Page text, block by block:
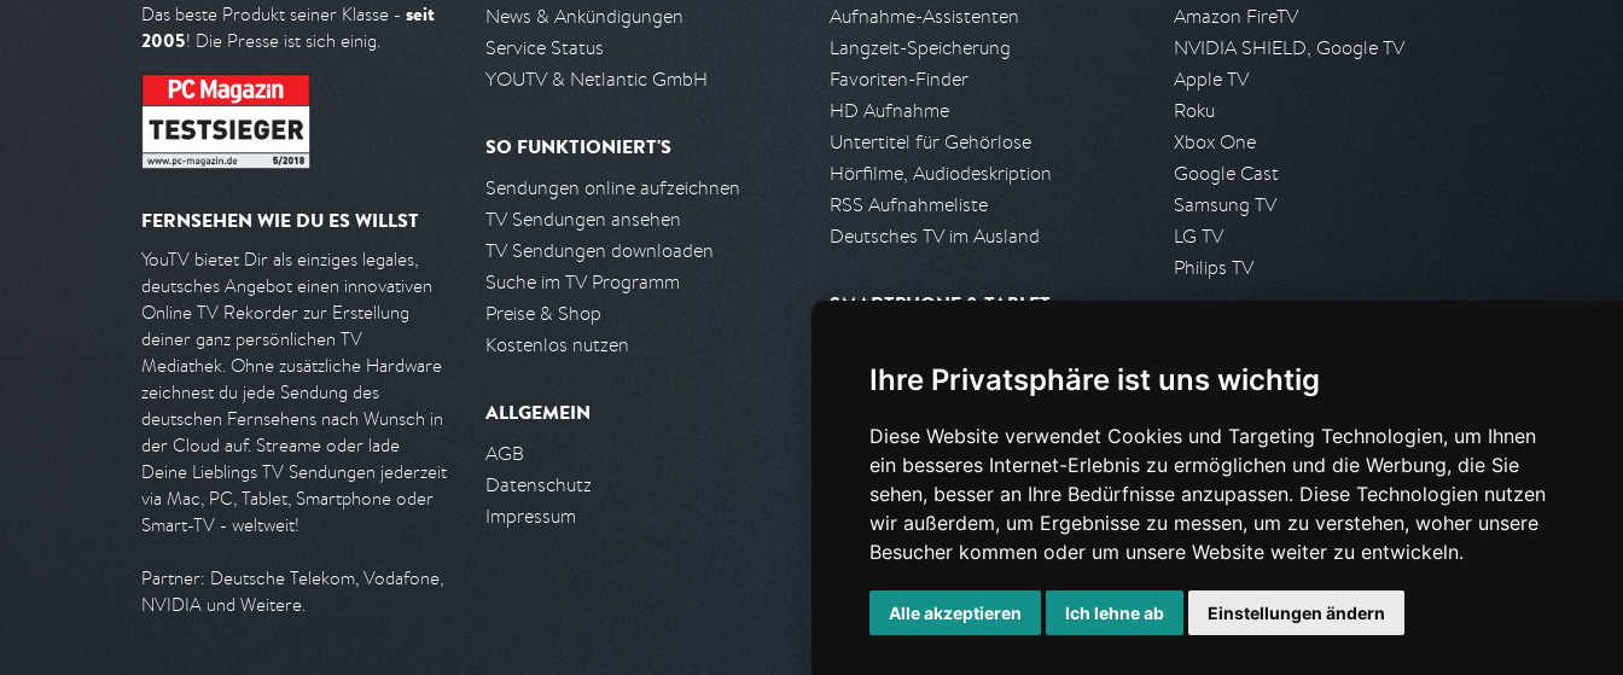
Ihre Privatsphäre ist uns wichtig
Diese Website verwendet Cookies und Targeting Technologien, um Ihnen
ein besseres Internet-Erlebnis zu ermöglichen und die Werbung, die Sie
sehen, besser an Ihre Bedürfnisse anzupassen. Diese Technologien nutzen
wir außerdem, um Ergebnisse zu messen, um zu verstehen, woher unsere
Besucher kommen oder um unsere Website weiter zu entwickeln.
Alle akzeptieren Ich lehne ab Einstellungen ändern
Das beste Produkt seiner Klasse - seit
2005! Die Presse ist sich einig.
FERNSEHEN WIE DU ES WILLST
YouTV bietet Dir als einziges legales,
deutsches Angebot einen innovativen
Online TV Rekorder zur Erstellung
deiner ganz persönlichen TV
Mediathek. Ohne zusätzliche Hardware
zeichnest du jede Sendung des
deutschen Fernsehens nach Wunsch in
der Cloud auf. Streame oder lade
Deine Lieblings TV Sendungen jederzeit
via Mac, PC, Tablet, Smartphone oder
Smart-TV - weltweit!
Partner: Deutsche Telekom, Vodafone,
NVIDIA und Weitere.
News & Ankündigungen
Service Status
YOUTV & Netlantic GmbH
SO FUNKTIONIERT'S
Sendungen online aufzeichnen
TV Sendungen ansehen
TV Sendungen downloaden
Suche im TV Programm
Preise & Shop
Kostenlos nutzen
ALLGEMEIN
AGB
Datenschutz
Impressum
Aufnahme-Assistenten
Langzeit-Speicherung
Favoriten-Finder
HD Aufnahme
Untertitel für Gehörlose
Hörfilme, Audiodeskription
RSS Aufnahmeliste
Deutsches TV im Ausland
SMARTPHONE & TABLET
Android App
PARTNER
Partnerliste
Partner werden
Amazon FireTV
NVIDIA SHIELD, Google TV
Apple TV
Roku
Xbox One
Google Cast
Samsung TV
LG TV
Philips TV
Presseanfrage stellen
HILFE & SUPPORT
Häufig gestellte Fragen
Anfrage stellen